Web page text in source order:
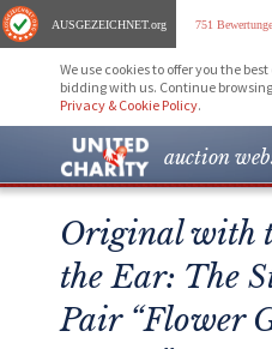
AUSGEZEICHNET.org 751
We use cookies to offer you the
bidding with us. Continue
Privacy & Cookie Policy.
auction
Original with
the Ear: The
Pair “Flower